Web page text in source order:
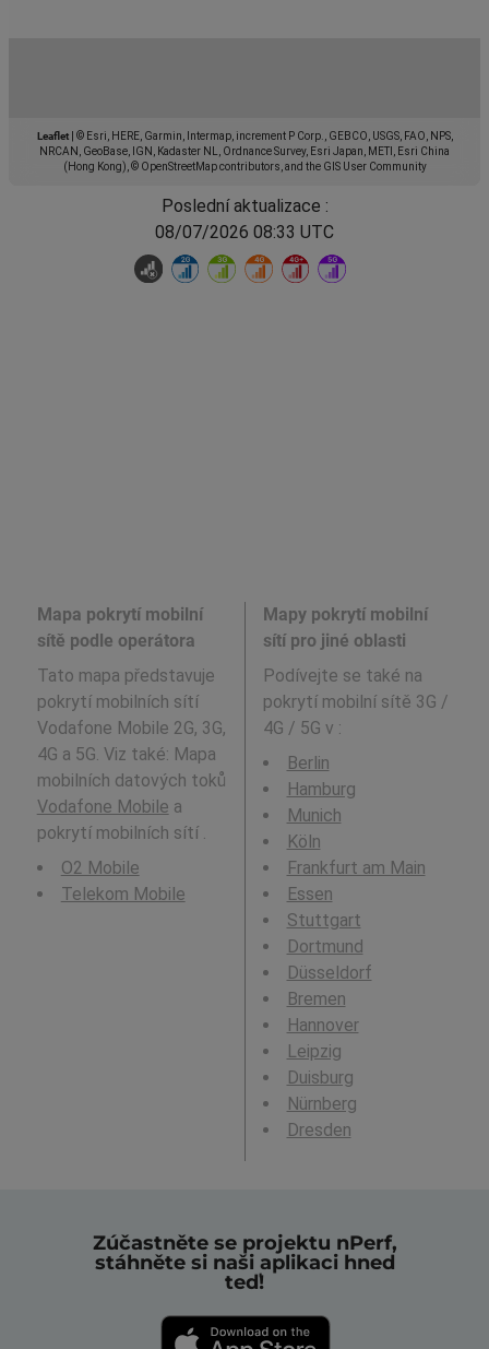
Leaflet
© Esri, HERE, Garmin, Intermap, increment P Corp., GEBCO, USGS, FAO, NPS,
NRCAN, GeoBase, IGN, Kadaster NL, Ordnance Survey, Esri Japan, METI, Esri China
(Hong Kong), © OpenStreetMap contributors, and the GIS User Community
Poslední aktualizace :
08/07/2026 08:33 UTC
Mapa pokrytí mobilní
sítě podle operátora
Tato mapa představuje
pokrytí mobilních sítí
Vodafone Mobile 2G, 3G,
4G a 5G. Viz také: Mapa
mobilních datových toků
Vodafone Mobile a
pokrytí mobilních sítí .
O2 Mobile
Telekom Mobile
Mapy pokrytí mobilní
sítí pro jiné oblasti
Podívejte se také na
pokrytí mobilní sítě 3G /
4G / 5G v :
Berlin
Hamburg
Munich
Köln
Frankfurt am Main
Essen
Stuttgart
Dortmund
Düsseldorf
Bremen
Hannover
Leipzig
Duisburg
Nürnberg
Dresden
Zúčastněte se projektu nPerf,
stáhněte si naši aplikaci hned
teď!